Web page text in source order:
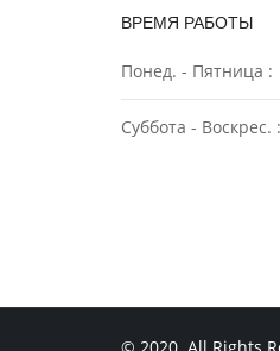
ВРЕМЯ РАБОТЫ
Понед. - Пятница :
Суббота - Воскрес. :